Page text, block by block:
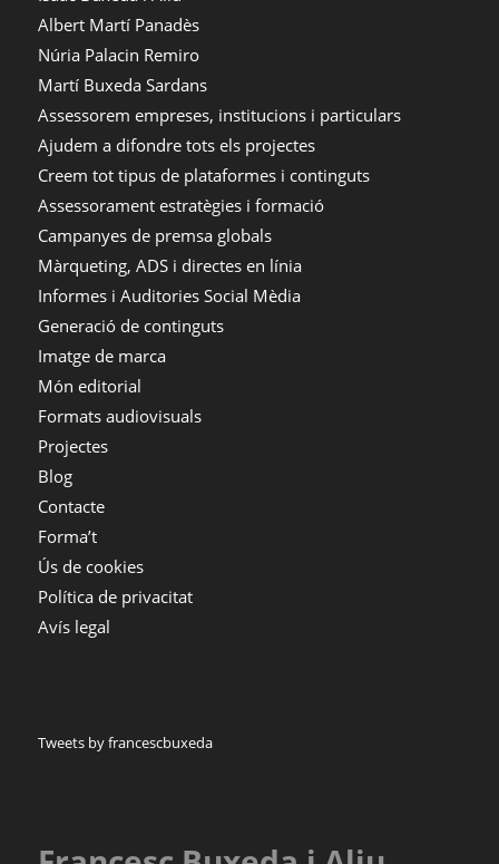
Albert Martí Panadès
Núria Palacin Remiro
Martí Buxeda Sardans
Assessorem empreses, institucions i particulars
Ajudem a difondre tots els projectes
Creem tot tipus de plataformes i continguts
Assessorament estratègies i formació
Campanyes de premsa globals
Màrqueting, ADS i directes en línia
Informes i Auditories Social Mèdia
Generació de continguts
Imatge de marca
Món editorial
Formats audiovisuals
Projectes
Blog
Contacte
Forma’t
Ús de cookies
Política de privacitat
Avís legal
Tweets by francescbuxeda